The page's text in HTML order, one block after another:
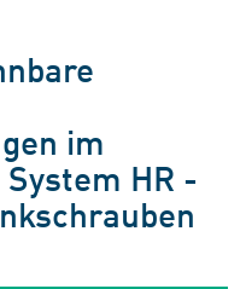
im
HR -